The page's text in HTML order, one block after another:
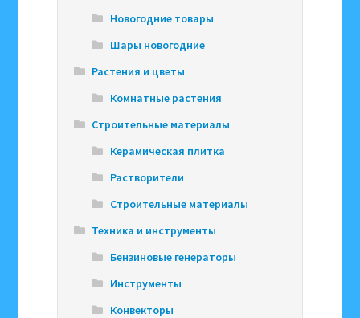
Новогодние товары
Шары новогодние
Растения и цветы
Комнатные растения
Строительные материалы
Керамическая плитка
Растворители
Строительные материалы
Техника и инструменты
Бензиновые генераторы
Инструменты
Конвекторы